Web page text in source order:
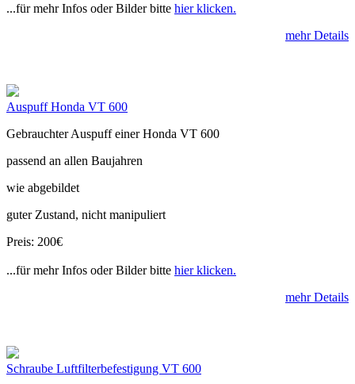
...für mehr Infos oder Bilder bitte hier klicken.
mehr Details
Auspuff Honda VT 600
Gebrauchter Auspuff einer Honda VT 600
passend an allen Baujahren
wie abgebildet
guter Zustand, nicht manipuliert
Preis: 200€
...für mehr Infos oder Bilder bitte hier klicken.
mehr Details
Schraube Luftfilterbefestigung VT 600